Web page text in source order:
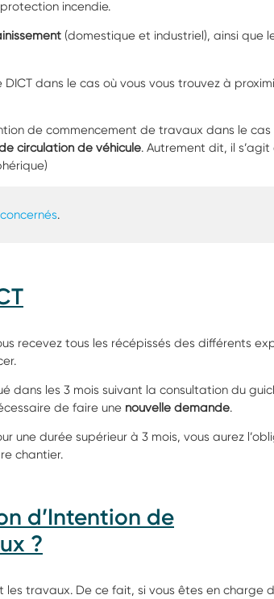
incendie.
(domestique et industriel), ainsi que
dans le cas où vous vous trouvez à
de commencement de travaux dans le
circulation de véhicule. Autrement dit, il
.
recevez tous les récépissés des différents
les 3 mois suivant la consultation du
de faire une nouvelle demande.
une durée supérieur à 3 mois, vous aurez
chantier.
d’Intention de
?
travaux. De ce fait, si vous êtes en charge